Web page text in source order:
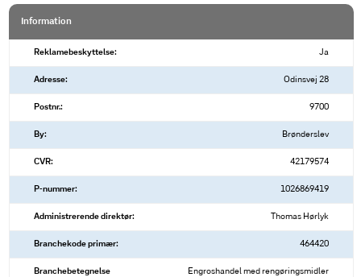
Information
Reklamebeskyttelse: Ja
Adresse: Odinsvej 28
Postnr.: 9700
By: Brønderslev
CVR: 42179574
P-nummer: 1026869419
Administrerende direktør: Thomas Hørlyk
Branchekode primær: 464420
Branchebetegnelse
Engroshandel med rengøringsmidler